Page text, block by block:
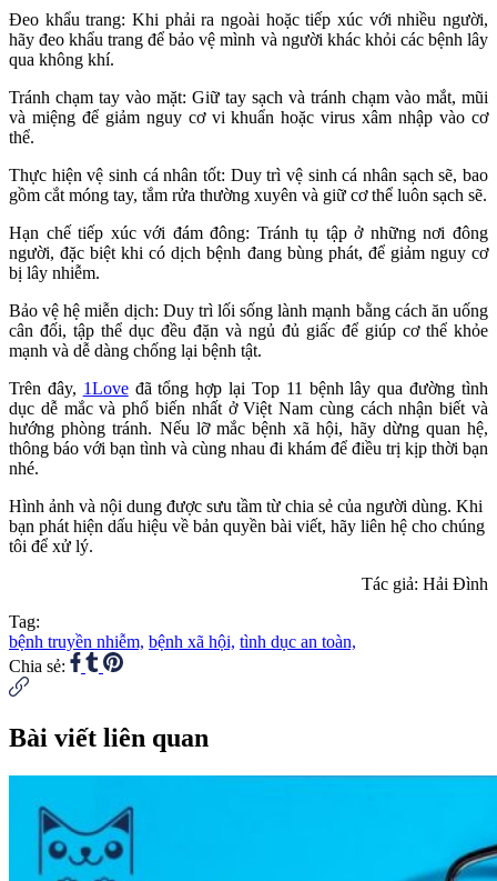
Đeo khẩu trang: Khi phải ra ngoài hoặc tiếp xúc với nhiều người,
hãy đeo khẩu trang để bảo vệ mình và người khác khỏi các bệnh lây
qua không khí.
Tránh chạm tay vào mặt: Giữ tay sạch và tránh chạm vào mắt, mũi
và miệng để giảm nguy cơ vi khuẩn hoặc virus xâm nhập vào cơ
thể.
Thực hiện vệ sinh cá nhân tốt: Duy trì vệ sinh cá nhân sạch sẽ, bao
gồm cắt móng tay, tắm rửa thường xuyên và giữ cơ thể luôn sạch sẽ.
Hạn chế tiếp xúc với đám đông: Tránh tụ tập ở những nơi đông
người, đặc biệt khi có dịch bệnh đang bùng phát, để giảm nguy cơ
bị lây nhiễm.
Bảo vệ hệ miễn dịch: Duy trì lối sống lành mạnh bằng cách ăn uống
cân đối, tập thể dục đều đặn và ngủ đủ giấc để giúp cơ thể khỏe
mạnh và dễ dàng chống lại bệnh tật.
Trên đây, 1Loveđã tổng hợp lại Top 11 bệnh lây qua đường tình
dục dễ mắc và phổ biến nhất ở Việt Nam cùng cách nhận biết và
hướng phòng tránh. Nếu lỡ mắc bệnh xã hội, hãy dừng quan hệ,
thông báo với bạn tình và cùng nhau đi khám để điều trị kịp thời bạn
nhé.
Hình ảnh và nội dung được sưu tầm từ chia sẻ của người dùng. Khi
bạn phát hiện dấu hiệu về bản quyền bài viết, hãy liên hệ cho chúng
tôi để xử lý.
Tác giả: Hải Đình
Tag:
bệnh truyền nhiễm, bệnh xã hội, tình dục an toàn,
Chia sẻ:
Bài viết liên quan